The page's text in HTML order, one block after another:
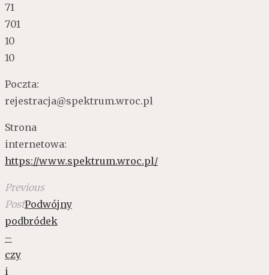
71
701
10
10
Poczta:
rejestracja@spektrum.wroc.pl
Strona
internetowa:
https://www.spektrum.wroc.pl/
Previous
PostPodwójny
podbródek
–
czy
i